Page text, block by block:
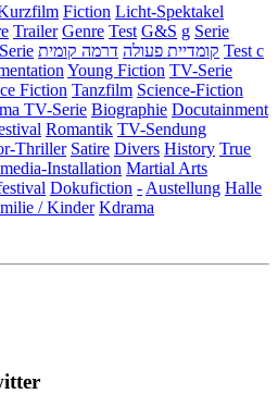
Fiction Licht-Spektakel
Trailer Genre Test G&S g Serie
קומדיית פעולה דרמה קומית
Test c
Young Fiction TV-Serie
Fiction Tanzfilm Science-Fiction
TV-Serie Biographie Docutainment
Romantik TV-Sendung
Thriller Satire Divers History True
Installation Martial Arts
Dokufiction - Austellung Halle
/ Kinder Kdrama